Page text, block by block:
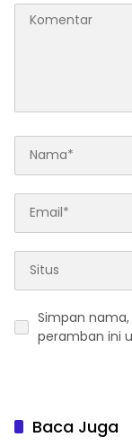
Simpan
peramban ini
Baca Juga